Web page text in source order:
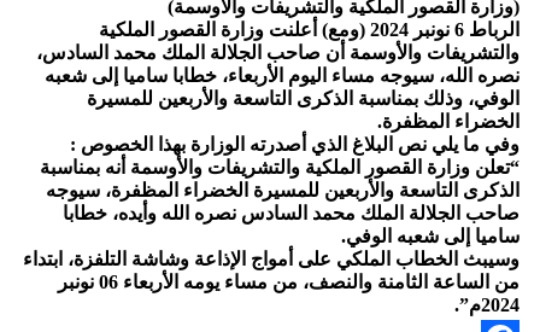
(وزارة القصور الملكية والتشريفات والأوسمة)
الرباط 6 نونبر 2024 (ومع) أعلنت وزارة القصور الملكية
والتشريفات والأوسمة أن صاحب الجلالة الملك محمد السادس،
نصره الله، سيوجه مساء اليوم الأربعاء، خطابا ساميا إلى شعبه
الوفي، وذلك بمناسبة الذكرى التاسعة والأربعين للمسيرة
الخضراء المظفرة.
وفي ما يلي نص البلاغ الذي أصدرته الوزارة بهذا الخصوص :
“تعلن وزارة القصور الملكية والتشريفات والأوسمة أنه بمناسبة
الذكرى التاسعة والأربعين للمسيرة الخضراء المظفرة، سيوجه
صاحب الجلالة الملك محمد السادس نصره الله وأيده، خطابا
ساميا إلى شعبه الوفي.
وسيبث الخطاب الملكي على أمواج الإذاعة وشاشة التلفزة، ابتداء
من الساعة الثامنة والنصف، من مساء يومه الأربعاء 06 نونبر
2024م”.